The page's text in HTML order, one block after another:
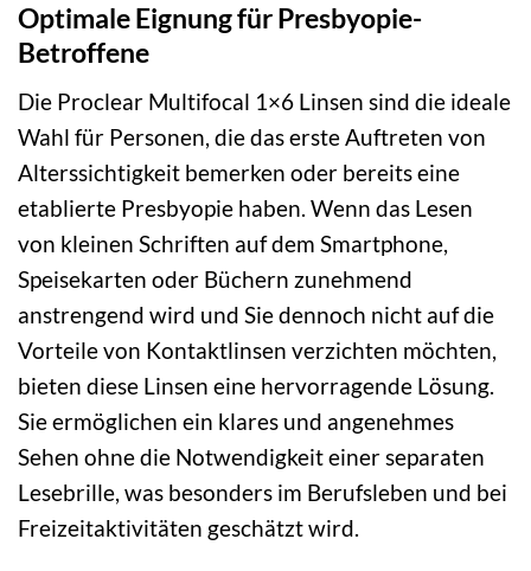
Optimale Eignung für Presbyopie-
Betroffene
Die Proclear Multifocal 1×6 Linsen sind die ideale
Wahl für Personen, die das erste Auftreten von
Alterssichtigkeit bemerken oder bereits eine
etablierte Presbyopie haben. Wenn das Lesen
von kleinen Schriften auf dem Smartphone,
Speisekarten oder Büchern zunehmend
anstrengend wird und Sie dennoch nicht auf die
Vorteile von Kontaktlinsen verzichten möchten,
bieten diese Linsen eine hervorragende Lösung.
Sie ermöglichen ein klares und angenehmes
Sehen ohne die Notwendigkeit einer separaten
Lesebrille, was besonders im Berufsleben und bei
Freizeitaktivitäten geschätzt wird.